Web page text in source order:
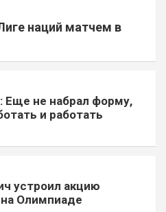
наций матчем в
Еще не набрал форму,
и работать
устроил акцию
Олимпиаде